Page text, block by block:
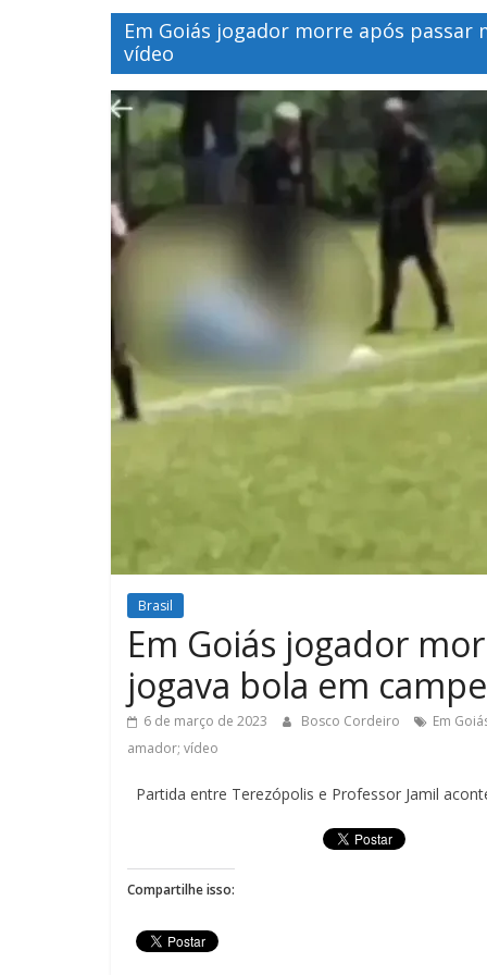
Em Goiás jogador morre após
vídeo
Brasil
Em Goiás jogador
jogava bola em
6 de março de 2023 Bosco Cordeiro
Em
amador; vídeo
Partida entre Terezópolis e Professor Jamil
Compartilhe isso: